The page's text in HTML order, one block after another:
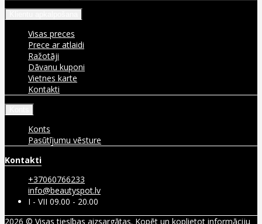
Visas preces
Prece ar atlaidi
Ražotāji
Dāvanu kuponi
Vietnes karte
Kontakti
Konts
Pasūtījumu vēsture
Kontakti
+37060766233
info@beautyspot.lv
I - VII 09.00 - 20.00
2026 © Visas tiesības aizsargātas. Kopēt un koplietot informāciju